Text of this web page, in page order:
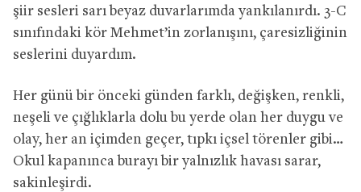
şiir sesleri sarı beyaz duvarlarımda yankılanırdı. 3-C
sınıfındaki kör Mehmet’in zorlanışını, çaresizliğinin
seslerini duyardım.
Her günü bir önceki günden farklı, değişken, renkli,
neşeli ve çığlıklarla dolu bu yerde olan her duygu ve
olay, her an içimden geçer, tıpkı içsel törenler gibi…
Okul kapanınca burayı bir yalnızlık havası sarar,
sakinleşirdi.